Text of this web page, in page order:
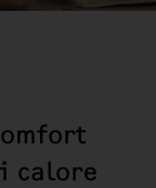
calore